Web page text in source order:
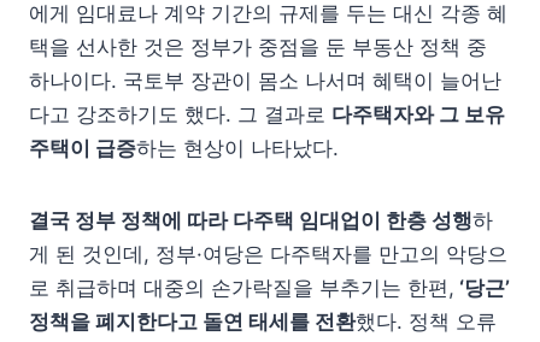
에게 임대료나 계약 기간의 규제를 두는 대신 각종 혜
택을 선사한 것은 정부가 중점을 둔 부동산 정책 중
하나이다. 국토부 장관이 몸소 나서며 혜택이 늘어난
다고 강조하기도 했다. 그 결과로 다주택자와 그 보유
주택이 급증하는 현상이 나타났다.
결국 정부 정책에 따라 다주택 임대업이 한층 성행하
게 된 것인데, 정부·여당은 다주택자를 만고의 악당으
로 취급하며 대중의 손가락질을 부추기는 한편, ‘당근’
정책을 폐지한다고 돌연 태세를 전환했다. 정책 오류